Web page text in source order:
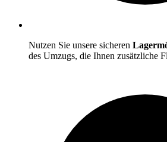
Nutzen Sie unsere sicheren
des Umzugs, die Ihnen zusätzliche